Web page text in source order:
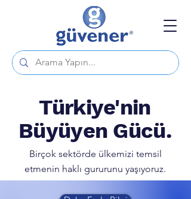
Türkiye'nin
Büyüyen Gücü.
Birçok sektörde ülkemizi temsil
etmenin haklı gururunu yaşıyoruz.